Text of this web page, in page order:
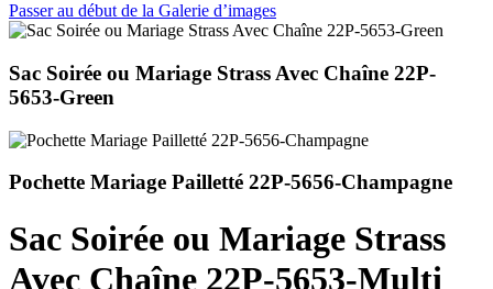
Passer au début de la Galerie d’images
Sac Soirée ou Mariage Strass Avec Chaîne 22P-
5653-Green
Pochette Mariage Pailletté 22P-5656-Champagne
Sac Soirée ou Mariage Strass
Avec Chaîne 22P-5653-Multi